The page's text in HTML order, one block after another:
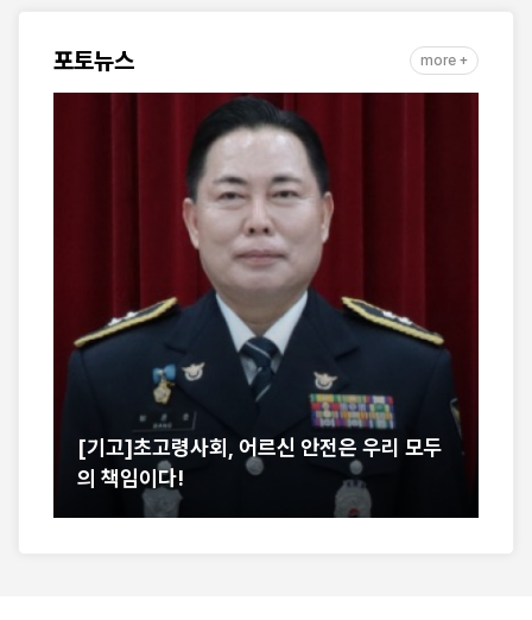
포토뉴스 more +
[기고]초고령사회, 어르신 안전은 우리 모두
의 책임이다!